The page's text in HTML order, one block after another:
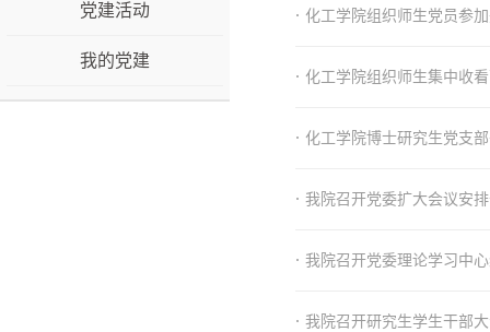
党建活动
我的党建
· 化工学院组织师生党员参
· 化工学院组织师生集中收
· 化工学院博士研究生党支
· 我院召开党委扩大会议安
· 我院召开党委理论学习中
· 我院召开研究生学生干部